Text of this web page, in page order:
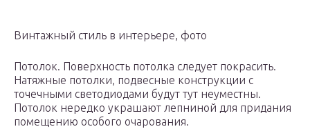
Винтажный стиль в интерьере, фото
Потолок. Поверхность потолка следует покрасить.
Натяжные потолки, подвесные конструкции с
точечными светодиодами будут тут неуместны.
Потолок нередко украшают лепниной для придания
помещению особого очарования.